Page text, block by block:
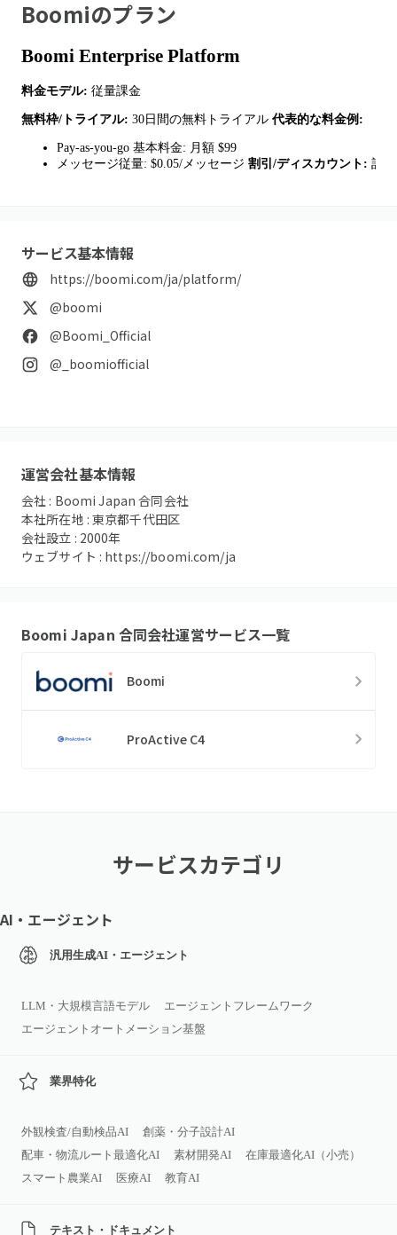
Boomiのプラン
Boomi Enterprise Platform
料金モデル: 従量課金
無料枠/トライアル: 30日間の無料トライアル 代表的な料金例:
Pay-as-you-go 基本料金: 月額 $99
メッセージ従量: $0.05/メッセージ 割引/ディスカウント: 記
サービス基本情報
https://boomi.com/ja/platform/
@boomi
@Boomi_Official
@_boomiofficial
運営会社基本情報
会社 : Boomi Japan 合同会社
本社所在地 :東京都千代田区
会社設立 : 2000年
ウェブサイト : https://boomi.com/ja
Boomi Japan 合同会社運営サービス一覧
Boomi
ProActive C4
サービスカテゴリ
AI・エージェント
汎用生成AI・エージェント
LLM・大規模言語モデル
エージェントフレームワーク
エージェントオートメーション基盤
業界特化
外観検査/自動検品AI
創薬・分子設計AI
配車・物流ルート最適化AI
素材開発AI
在庫最適化AI（小売）
スマート農業AI
医療AI 教育AI
テキスト・ドキュメント